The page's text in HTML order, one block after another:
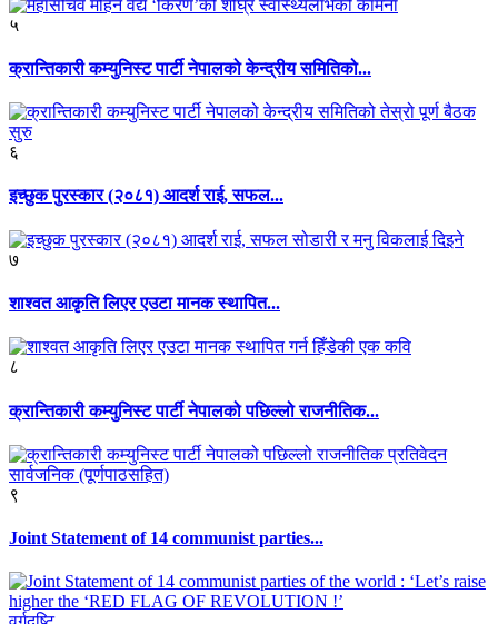
५
क्रान्तिकारी कम्युनिस्ट पार्टी नेपालको केन्द्रीय समितिको...
६
इच्छुक पुरस्कार (२०८१) आदर्श राई, सफल...
७
शाश्वत आकृति लिएर एउटा मानक स्थापित...
८
क्रान्तिकारी कम्युनिस्ट पार्टी नेपालको पछिल्लो राजनीतिक...
९
Joint Statement of 14 communist parties...